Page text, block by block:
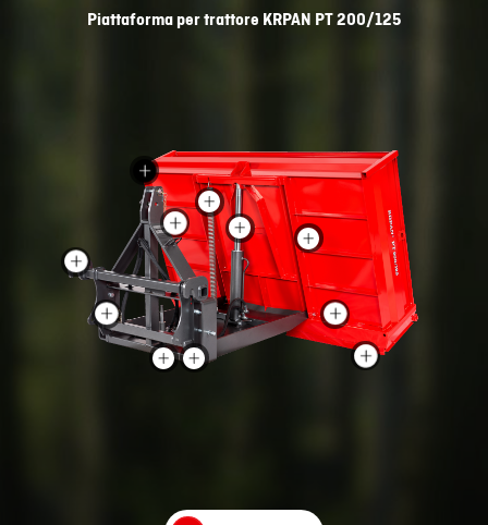
Piattaforma per trattore KRPAN PT 200/125